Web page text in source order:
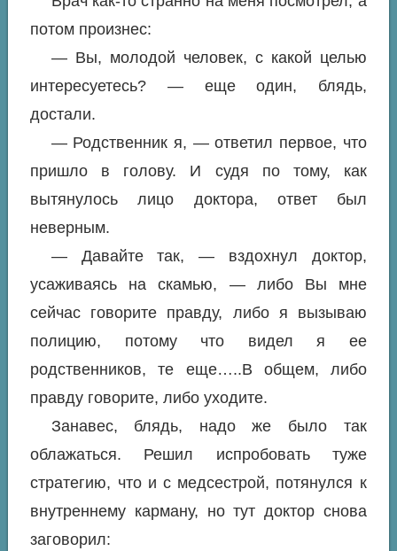
потом произнес:
— Вы, молодой человек, с какой целью
интересуетесь? — еще один, блядь,
достали.
— Родственник я, — ответил первое, что
пришло в голову. И судя по тому, как
вытянулось лицо доктора, ответ был
неверным.
— Давайте так, — вздохнул доктор,
усаживаясь на скамью, — либо Вы мне
сейчас говорите правду, либо я вызываю
полицию, потому что видел я ее
родственников, те еще…..В общем, либо
правду говорите, либо уходите.
Занавес, блядь, надо же было так
облажаться. Решил испробовать туже
стратегию, что и с медсестрой, потянулся к
внутреннему карману, но тут доктор снова
заговорил: